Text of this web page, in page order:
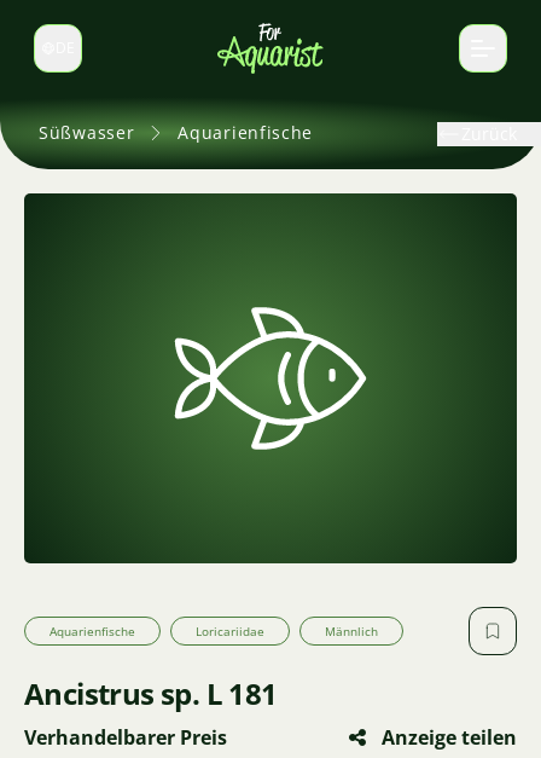
Sprache wechseln
Süßwasser Aquarienfische
Aquarienfische Loricariidae Männlich
Ancistrus sp. L 181
Verhandelbarer Preis
Anzeige teilen